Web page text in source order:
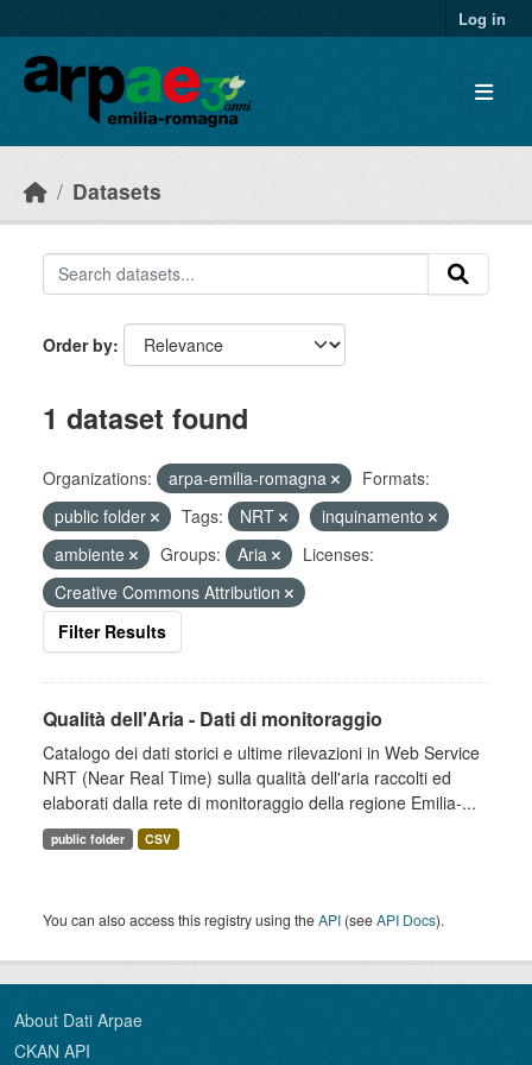
Log in
Datasets
Order by
1 dataset found
Organizations: arpa-emilia-romagna
Formats:
public folder
Tags: NRT
inquinamento
ambiente
Groups: Aria
Licenses:
Creative Commons Attribution
Filter Results
Qualità dell'Aria - Dati di monitoraggio
Catalogo dei dati storici e ultime rilevazioni in Web Service
NRT (Near Real Time) sulla qualità dell'aria raccolti ed
elaborati dalla rete di monitoraggio della regione Emilia-...
public folder CSV
You can also access this registry using theAPI (seeAPI Docs).
About Dati Arpae
CKAN API